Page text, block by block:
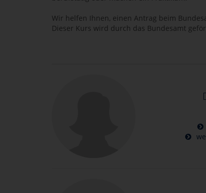
Wir helfen Ihnen, einen Antrag beim
Dieser Kurs wird durch das Bundesamt